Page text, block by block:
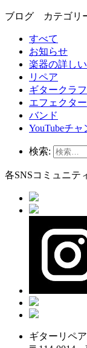
ブログ カテゴリ
すべて
お知らせ
楽器の詳し
リペア
ギタークラフ
エフェクター
バンド
YouTubeチャ
検索:
各SNSコミュニテ
ギターリペ